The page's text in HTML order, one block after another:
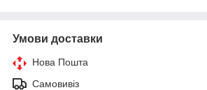
Умови доставки
Нова Пошта
Самовивіз